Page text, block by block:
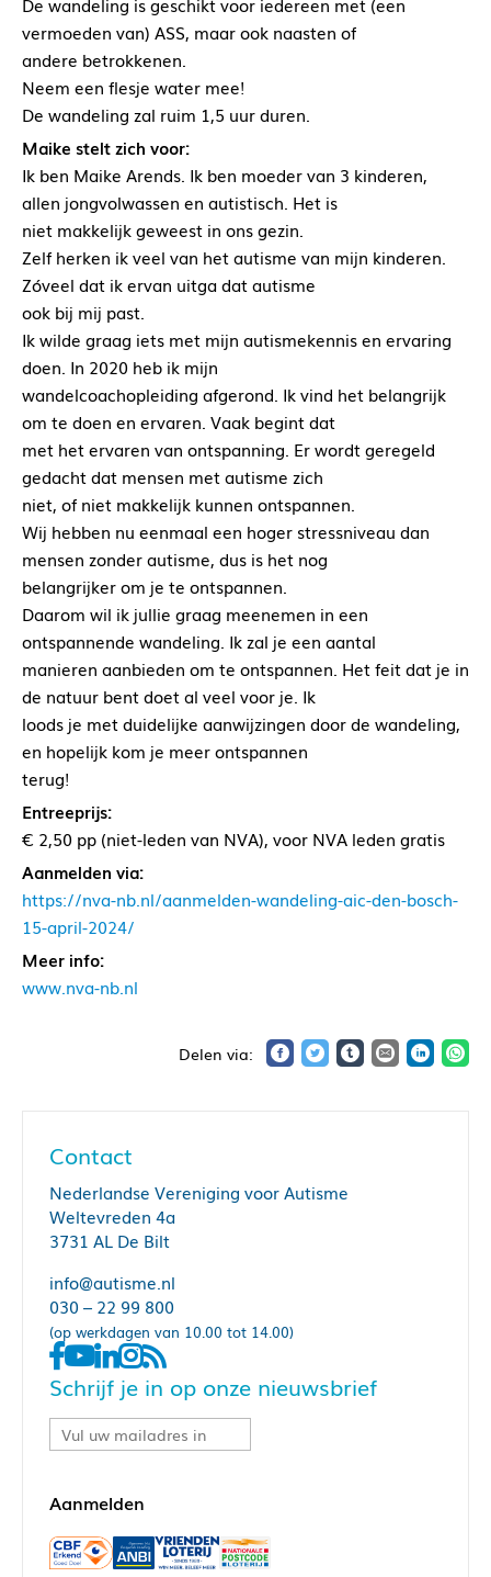
vermoeden van) ASS, maar ook naasten of
andere betrokkenen.
Neem een flesje water mee!
De wandeling zal ruim 1,5 uur duren.
Maike stelt zich voor:
Ik ben Maike Arends. Ik ben moeder van 3 kinderen,
allen jongvolwassen en autistisch. Het is
niet makkelijk geweest in ons gezin.
Zelf herken ik veel van het autisme van mijn kinderen.
Zóveel dat ik ervan uitga dat autisme
ook bij mij past.
Ik wilde graag iets met mijn autismekennis en ervaring
doen. In 2020 heb ik mijn
wandelcoachopleiding afgerond. Ik vind het belangrijk
om te doen en ervaren. Vaak begint dat
met het ervaren van ontspanning. Er wordt geregeld
gedacht dat mensen met autisme zich
niet, of niet makkelijk kunnen ontspannen.
Wij hebben nu eenmaal een hoger stressniveau dan
mensen zonder autisme, dus is het nog
belangrijker om je te ontspannen.
Daarom wil ik jullie graag meenemen in een
ontspannende wandeling. Ik zal je een aantal
manieren aanbieden om te ontspannen. Het feit dat je in
de natuur bent doet al veel voor je. Ik
loods je met duidelijke aanwijzingen door de wandeling,
en hopelijk kom je meer ontspannen
terug!
Entreeprijs:
€ 2,50 pp (niet-leden van NVA), voor NVA leden gratis
Aanmelden via:
https://nva-nb.nl/aanmelden-wandeling-aic-den-bosch-
15-april-2024/
Meer info:
www.nva-nb.nl
Contact
Nederlandse Vereniging voor Autisme
Weltevreden 4a
3731 AL De Bilt
info@autisme.nl
030 – 22 99 800
(op werkdagen van 10.00 tot 14.00)
Schrijf je in op onze nieuwsbrief